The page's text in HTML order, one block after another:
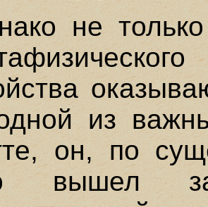
не
из
он, по
вышел